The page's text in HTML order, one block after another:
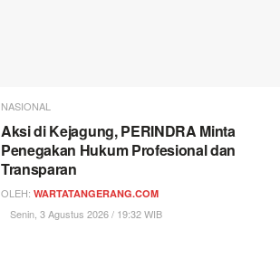
NASIONAL
Aksi di Kejagung, PERINDRA Minta
Penegakan Hukum Profesional dan
Transparan
OLEH: WARTATANGERANG.COM
Senin, 3 Agustus 2026 / 19:32 WIB